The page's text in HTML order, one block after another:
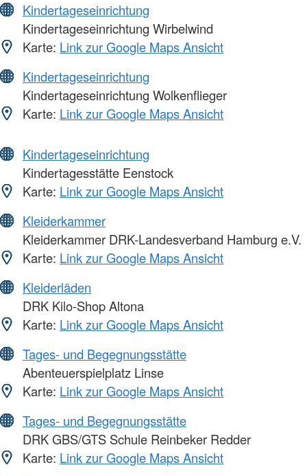
Kindertageseinrichtung
Kindertageseinrichtung Wirbelwind
Karte: Link zur Google Maps Ansicht
Kindertageseinrichtung
Kindertageseinrichtung Wolkenflieger
Karte: Link zur Google Maps Ansicht
Kindertageseinrichtung
Kindertagesstätte Eenstock
Karte: Link zur Google Maps Ansicht
Kleiderkammer
Kleiderkammer DRK-Landesverband Hamburg e.V.
Karte: Link zur Google Maps Ansicht
Kleiderläden
DRK Kilo-Shop Altona
Karte: Link zur Google Maps Ansicht
Tages- und Begegnungsstätte
Abenteuerspielplatz Linse
Karte: Link zur Google Maps Ansicht
Tages- und Begegnungsstätte
DRK GBS/GTS Schule Reinbeker Redder
Karte: Link zur Google Maps Ansicht